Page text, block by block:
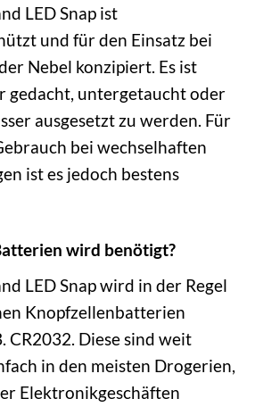
LED Snap ist
und für den Einsatz bei
Nebel konzipiert. Es ist
gedacht, untergetaucht oder
ausgesetzt zu werden. Für
bei wechselhaften
ist es jedoch bestens
wird benötigt?
LED Snap wird in der Regel
Knopfzellenbatterien
CR2032. Diese sind weit
in den meisten Drogerien,
Elektronikgeschäften